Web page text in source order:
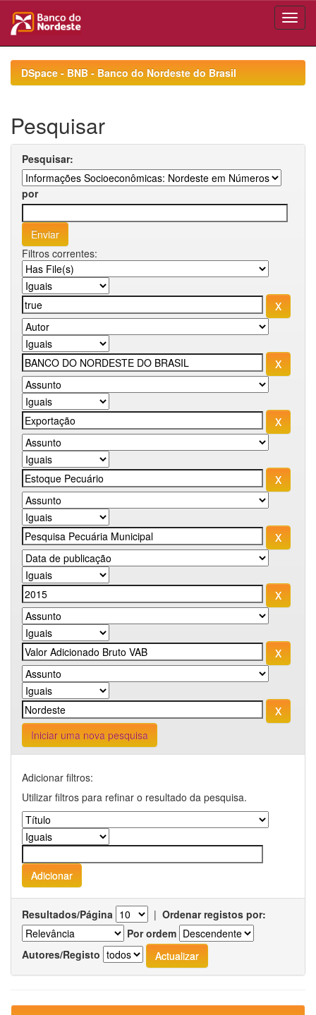
navigationDSpace - BNB - Banco do Nordeste do Brasil
Pesquisar
Pesquisar:
por
Filtros correntes:
Iniciar uma nova pesquisa
Adicionar filtros:
Utilizar filtros para refinar o resultado da pesquisa.
Resultados/Página | Ordenar registos por:
Por ordem
Autores/Registo